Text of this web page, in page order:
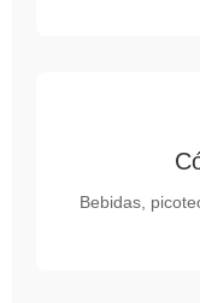
Bebidas,